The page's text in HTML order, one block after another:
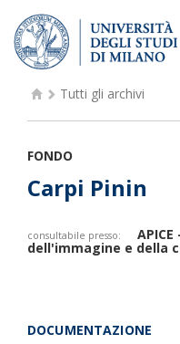
Tutti gli archivi
FONDO
Carpi Pinin
consultabile presso:
dell'immagine e della
DOCUMENTAZIONE